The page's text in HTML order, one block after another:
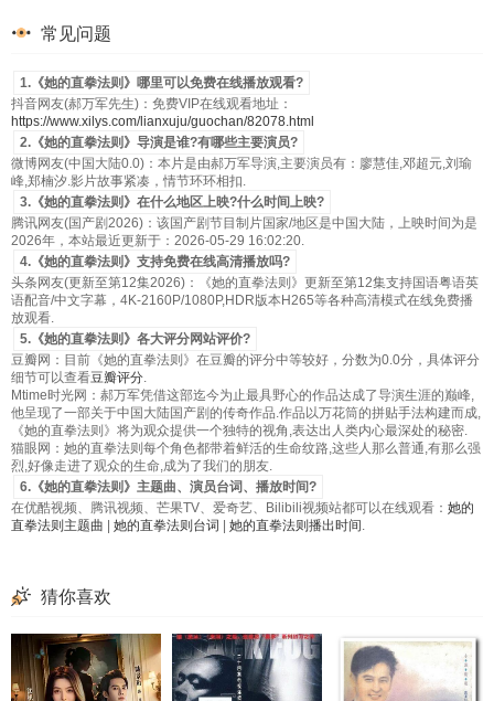
常见问题
1.《她的直拳法则》哪里可以免费在线播放观看?
抖音网友(郝万军先生)：免费VIP在线观看地址：
https://www.xilys.com/lianxuju/guochan/82078.html
2.《她的直拳法则》导演是谁?有哪些主要演员?
微博网友(中国大陆0.0)：本片是由郝万军导演,主要演员有：廖慧佳,邓超元,刘瑜
峰,郑楠汐.影片故事紧凑，情节环环相扣.
3.《她的直拳法则》在什么地区上映?什么时间上映?
腾讯网友(国产剧2026)：该国产剧节目制片国家/地区是中国大陆，上映时间为是
2026年，本站最近更新于：2026-05-29 16:02:20.
4.《她的直拳法则》支持免费在线高清播放吗?
头条网友(更新至第12集2026)：《她的直拳法则》更新至第12集支持国语粤语英
语配音/中文字幕，4K-2160P/1080P,HDR版本H265等各种高清模式在线免费播
放观看.
5.《她的直拳法则》各大评分网站评价?
豆瓣网：目前《她的直拳法则》在豆瓣的评分中等较好，分数为0.0分，具体评分
细节可以查看豆瓣评分.
Mtime时光网：郝万军凭借这部迄今为止最具野心的作品达成了导演生涯的巅峰,
他呈现了一部关于中国大陆国产剧的传奇作品.作品以万花筒的拼贴手法构建而成,
《她的直拳法则》将为观众提供一个独特的视角,表达出人类内心最深处的秘密.
猫眼网：她的直拳法则每个角色都带着鲜活的生命纹路,这些人那么普通,有那么强
烈,好像走进了观众的生命,成为了我们的朋友.
6.《她的直拳法则》主题曲、演员台词、播放时间?
在优酷视频、腾讯视频、芒果TV、爱奇艺、Bilibili视频站都可以在线观看： 她的
直拳法则主题曲
她的直拳法则台词 她的直拳法则播出时间 .
猜你喜欢